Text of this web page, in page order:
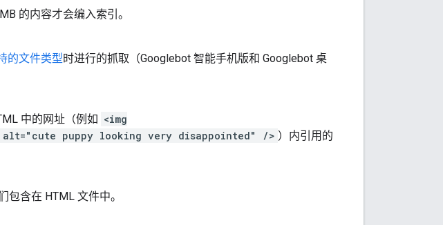
的内容才会编入索引。
的文件类型时进行的抓取（Googlebot 智能手机版和 Googlebot 桌
中的网址（例如 <img
alt="cute puppy looking very disappointed" /> ）内引用的
包含在 HTML 文件中。